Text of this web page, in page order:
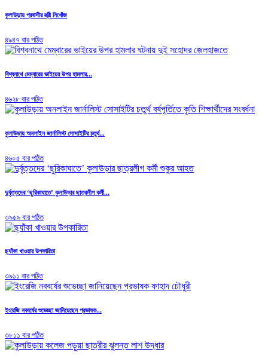
কুলাউড়ায় প্রবাসীর স্ত্রী নিখোঁজ
৪৯৪৭ বার পঠিত
বিশ্বনাথে মেম্বারের ভাইয়ের উপর হামলার...
৪৬২৮ বার পঠিত
কুলাউড়ায় অনলাইন জার্নালিস্ট সোসাইটির চতুর্থ...
৪৬০৫ বার পঠিত
দুর্বৃত্তদের ‘ছুরিকাঘাতে’ কুলাউড়ার ছাত্রলীগ কর্মী...
৩৯৫৯ বার পঠিত
ছ্যাঁকা খাওয়ার উপকারিতা
৩৯১১ বার পঠিত
ইংরেজি নববর্ষের শুভেচ্ছা জানিয়েছেন প্রভাষক...
৩৮১১ বার পঠিত